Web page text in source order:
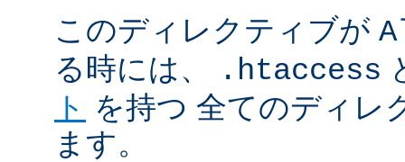
このディレクティブが
る時には、
.htaccess
ト を持つ 全てのディレ
ます。